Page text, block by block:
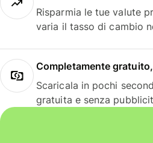
Risparmia le tue valute
varia il tasso di cambio
Completamente
Scaricala in pochi
gratuita e senza